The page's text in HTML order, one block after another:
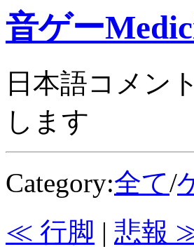
音ゲー
日本語コメン
します
Category:全て/
≪ 行脚 | 悲報